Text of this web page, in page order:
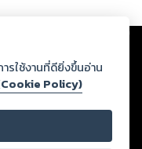
ากฏว่าละเมิดสิทธิใน
และศีลธรรม ดังนั้น ผู้อ่าน
เอง และหากท่านพบว่าส่วน
ยังบริษัท เพื่อทีมงานจะได้
ขสิทธิ์ตามพระราชบัญญัติ
รใช้งานที่ดียิ่งขึ้นอ่าน
Policy)